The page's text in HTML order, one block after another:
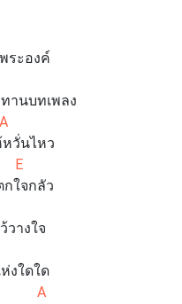
ระองค์
านบทเพลง
วั่นไหว
ใจกลัว
วางใจ
งใดใด